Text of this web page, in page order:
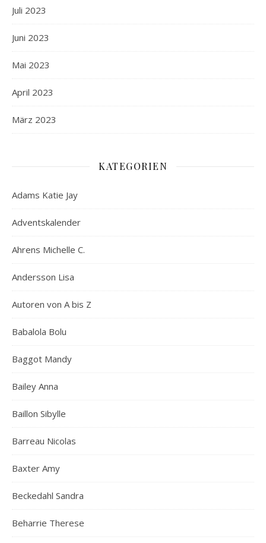
Juli 2023
Juni 2023
Mai 2023
April 2023
März 2023
KATEGORIEN
Adams Katie Jay
Adventskalender
Ahrens Michelle C.
Andersson Lisa
Autoren von A bis Z
Babalola Bolu
Baggot Mandy
Bailey Anna
Baillon Sibylle
Barreau Nicolas
Baxter Amy
Beckedahl Sandra
Beharrie Therese